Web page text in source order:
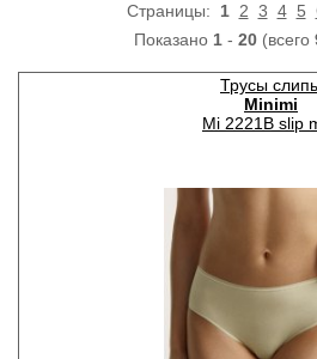
Страницы: 1 2 3 4 5
Показано 1- 20(всего
Трусы
Minimi
Mi 2221B slip